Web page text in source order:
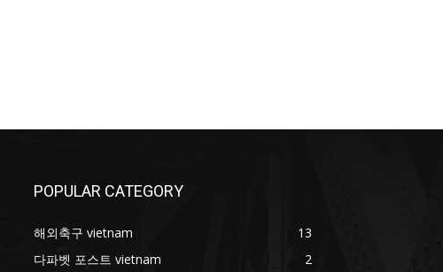
POPULAR CATEGORY
해외축구 vietnam
13
다파벳 포스트 vietnam
2